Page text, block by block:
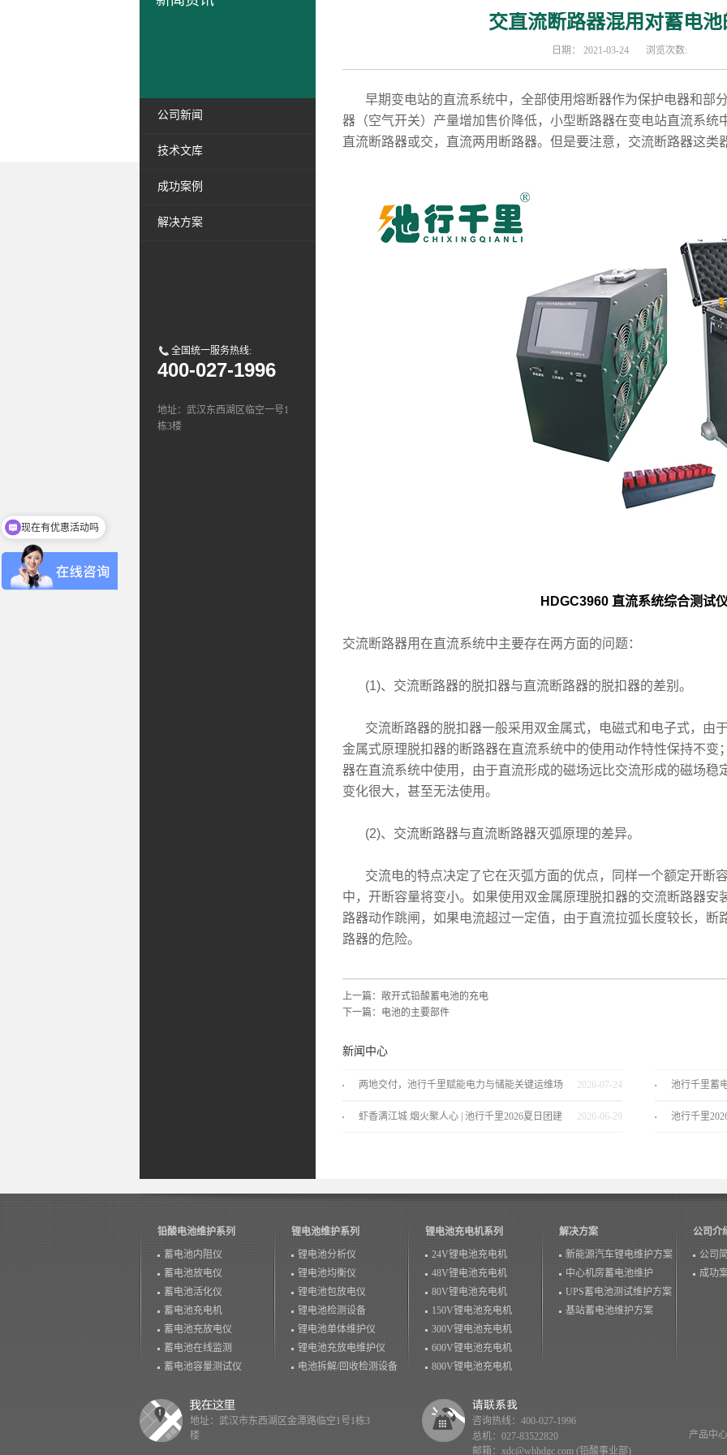
公司新闻
技术文库
成功案例
解决方案
全国统一服务热线:
400-027-1996
地址：武汉东西湖区临空一号1
栋3楼
交直流断路器混用对蓄电
日期： 2021-03-24 浏览次数:
早期变电站的直流系统中，全部使用熔断器作为保护电器和部
器（空气开关）产量增加售价降低，小型断路器在变电站直流系统
直流断路器或交，直流两用断路器。但是要注意，交流断路器这类
HDGC3960 直流系统综合测试
交流断路器用在直流系统中主要存在两方面的问题：
(1)、交流断路器的脱扣器与直流断路器的脱扣器的差别。
交流断路器的脱扣器一般采用双金属式，电磁式和电子式，由
金属式原理脱扣器的断路器在直流系统中的使用动作特性保持不变
器在直流系统中使用，由于直流形成的磁场远比交流形成的磁场稳
变化很大，甚至无法使用。
(2)、交流断路器与直流断路器灭弧原理的差异。
交流电的特点决定了它在灭弧方面的优点，同样一个额定开断
中，开断容量将变小。如果使用双金属原理脱扣器的交流断路器安
路器动作跳闸，如果电流超过一定值，由于直流拉弧长度较长，断
路器的危险。
上一篇： 敞开式铅酸蓄电池的充电
下一篇： 电池的主要部件
新闻中心
两地交付，池行千里赋能电力与储能关键运维场
景！
2026-07-24 池行千里蓄
服务商
虾香满江城 烟火聚人心 | 池行千里2026夏日团建 2026-06-29 池行千里
铅酸电池维护系列
蓄电池内阻仪
蓄电池放电仪
蓄电池活化仪
蓄电池充电机
蓄电池充放电仪
蓄电池在线监测
蓄电池容量测试仪
锂电池维护系列
锂电池分析仪
锂电池均衡仪
锂电池包放电仪
锂电池检测设备
锂电池单体维护仪
锂电池充放电维护仪
电池拆解/回收检测设备
锂电池充电机系列
24V锂电池充电机
48V锂电池充电机
80V锂电池充电机
150V锂电池充电机
300V锂电池充电机
600V锂电池充电机
800V锂电池充电机
解决方案
新能源汽车锂电维护方案
中心机房蓄电池维护
UPS蓄电池测试维护方案
基站蓄电池维护方案
公司介
公司
成功
产品中心
地址：武汉市东西湖区金潭路临空1号1栋3
楼
咨询热线：400-027-1996
总机：027-83522820
邮箱：xdc@whhdgc.com (铅酸事业部)
可以介绍下你们的产品么
现在有优惠活动吗